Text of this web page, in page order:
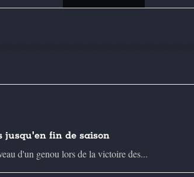
jusqu'en fin de saison
d'un genou lors de la victoire des...